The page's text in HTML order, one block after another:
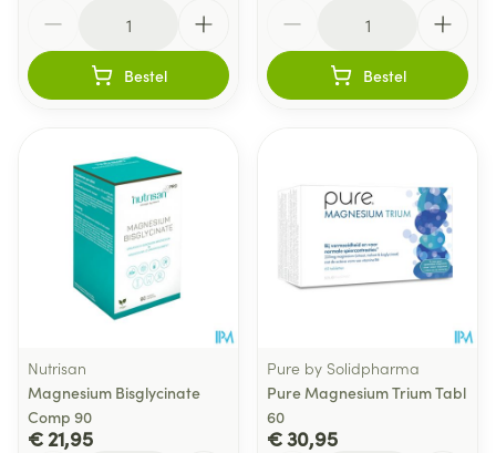
Bestel Bestel
Nutrisan
Magnesium Bisglycinate
Comp 90
€ 21,95
Pure by Solidpharma
Pure Magnesium Trium Tabl
60
€ 30,95